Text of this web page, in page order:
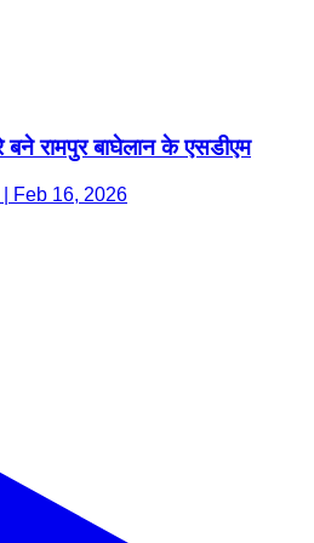
रामपुर बाघेलान के एसडीएम
Feb 16, 2026